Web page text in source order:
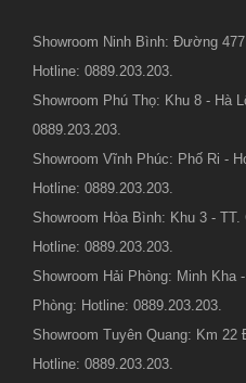
Showroom Ninh Bình: Đường
Hotline: 0889.203.203.
Showroom Phú Thọ: Khu 8 - Hà
0889.203.203.
Showroom Vĩnh Phúc: Phố Ri -
Hotline: 0889.203.203.
Showroom Hòa Bình: Khu 3 -
Hotline: 0889.203.203.
Showroom Hải Phòng: Minh Kha
Phòng: Hotline: 0889.203.203.
Showroom Tuyên Quang: Km
Hotline: 0889.203.203.